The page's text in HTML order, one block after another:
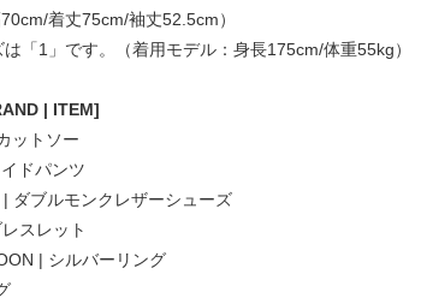
着丈75cm/袖丈52.5cm）
「1」です。（着用モデル：身長175cm/体重55kg）
| ITEM]
ットソー
ドパンツ
ダブルモンクレザーシューズ
スレット
| シルバーリング